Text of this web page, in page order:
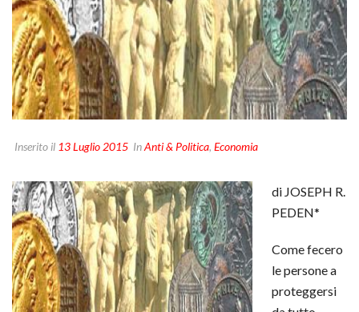
Inserito il 13 Luglio 2015 InAnti & Politica, Economia
di JOSEPH R.
PEDEN*
Come fecero
le persone a
proteggersi